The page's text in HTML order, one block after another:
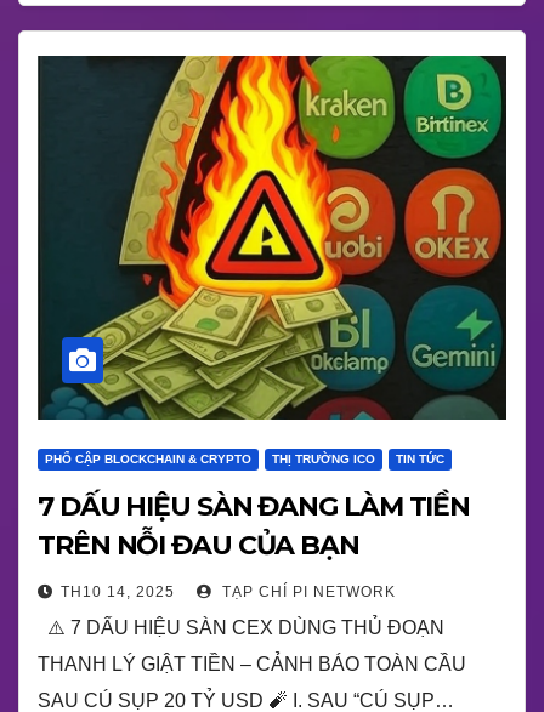
PHỔ CẬP BLOCKCHAIN & CRYPTO THỊ TRƯỜNG ICO TIN TỨC
7 DẤU HIỆU SÀN ĐANG LÀM TIỀN
TRÊN NỖI ĐAU CỦA BẠN
TH10 14, 2025 TẠP CHÍ PI NETWORK
⚠️ 7 DẤU HIỆU SÀN CEX DÙNG THỦ ĐOẠN
THANH LÝ GIẬT TIỀN – CẢNH BÁO TOÀN CẦU
SAU CÚ SỤP 20 TỶ USD 🧨 I. SAU “CÚ SỤP…